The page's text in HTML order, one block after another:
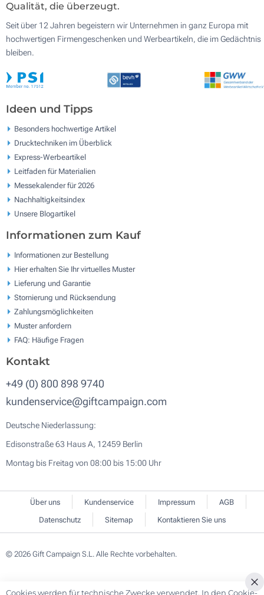
Qualität, die überzeugt.
Seit über 12 Jahren begeistern wir Unternehmen in ganz Europa mit
hochwertigen Firmengeschenken und Werbeartikeln, die im Gedächtnis
bleiben.
Ideen und Tipps
Besonders hochwertige Artikel
Drucktechniken im Überblick
Express-Werbeartikel
Leitfaden für Materialien
Messekalender für 2026
Nachhaltigkeitsindex
Unsere Blogartikel
Informationen zum Kauf
Informationen zur Bestellung
Hier erhalten Sie Ihr virtuelles Muster
Lieferung und Garantie
Stornierung und Rücksendung
Zahlungsmöglichkeiten
Muster anfordern
FAQ: Häufige Fragen
Kontakt
+49 (0) 800 898 9740
kundenservice@giftcampaign.com
Deutsche Niederlassung:
Edisonstraße 63 Haus A, 12459 Berlin
Montag bis Freitag von 08:00 bis 15:00 Uhr
Über uns Kundenservice Impressum
AGB
Datenschutz
Sitemap Kontaktieren Sie uns
© 2026 Gift Campaign S.L. Alle Rechte vorbehalten.
Cookies werden für technische Zwecke verwendet. In den Cookie-